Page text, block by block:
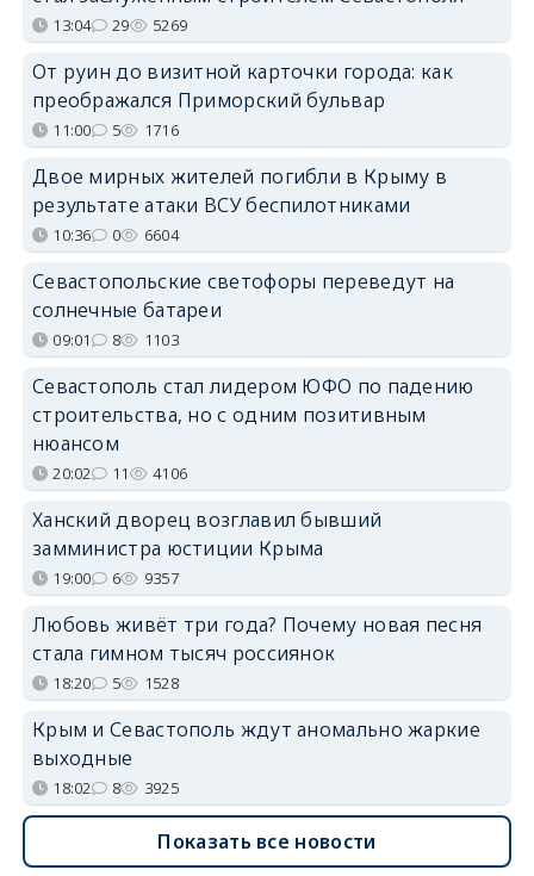
13:04 29 5269
От руин до визитной карточки города: как
преображался Приморский бульвар
11:00 5 1716
Двое мирных жителей погибли в Крыму в
результате атаки ВСУ беспилотниками
10:36 0 6604
Севастопольские светофоры переведут на
солнечные батареи
09:01 8 1103
Севастополь стал лидером ЮФО по падению
строительства, но с одним позитивным
нюансом
20:02 11 4106
Ханский дворец возглавил бывший
замминистра юстиции Крыма
19:00 6 9357
Любовь живёт три года? Почему новая песня
стала гимном тысяч россиянок
18:20 5 1528
Крым и Севастополь ждут аномально жаркие
выходные
18:02 8 3925
Показать все новости